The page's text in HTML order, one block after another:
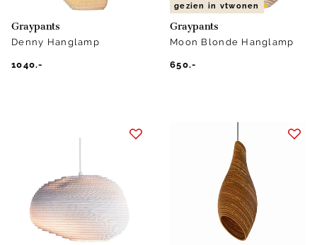
Graypants
Denny Hanglamp
1040.-
gezien in vtwonen
Graypants
Moon Blonde Hanglamp
650.-